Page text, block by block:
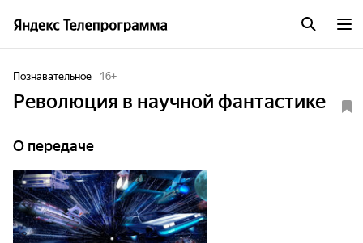
Познавательное 16+
Революция в научной фантастике
О передаче